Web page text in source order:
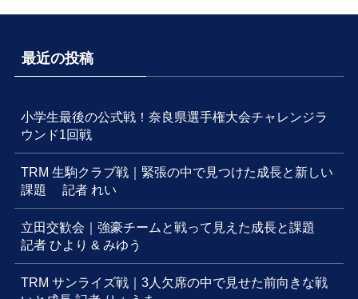
最近の投稿
小学生最後の公式戦！奈良県選手権大会チャレンジラ
ウンド1回戦
TRM 生駒クラブ戦｜緊張の中で見つけた成長と新しい
課題 記者 れい
立田交歓会｜強豪チームと戦って見えた成長と課題
記者 ひより & みゆう
TRM サンライズ戦｜3人欠席の中で見せた前向きな戦